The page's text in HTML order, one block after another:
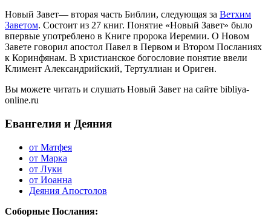
Новый Завет— вторая часть Библии, следующая за Ветхим
Заветом. Состоит из 27 книг. Понятие «Новый Завет» было
впервые употреблено в Книге пророка Иеремии. О Новом
Завете говорил апостол Павел в Первом и Втором Посланиях
к Коринфянам. В христианское богословие понятие ввели
Климент Александрийский, Тертуллиан и Ориген.
Вы можете читать и слушать Новый Завет на сайте bibliya-
online.ru
Евангелия и Деяния
от Матфея
от Марка
от Луки
от Иоанна
Деяния Апостолов
Соборные Послания: